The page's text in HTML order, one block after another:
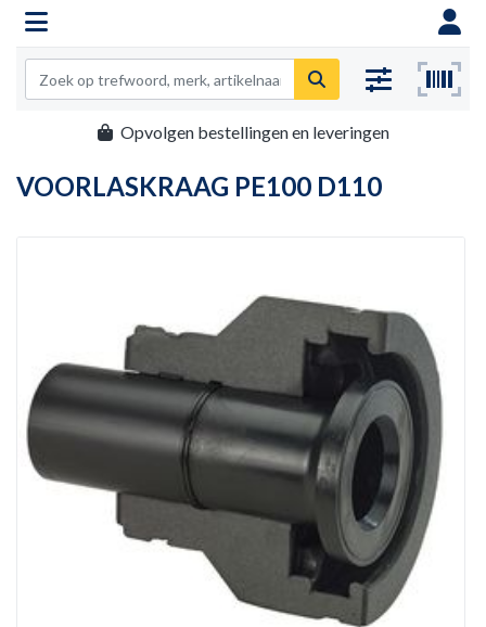
Opvolgen bestellingen en leveringen
VOORLASKRAAG PE100 D110